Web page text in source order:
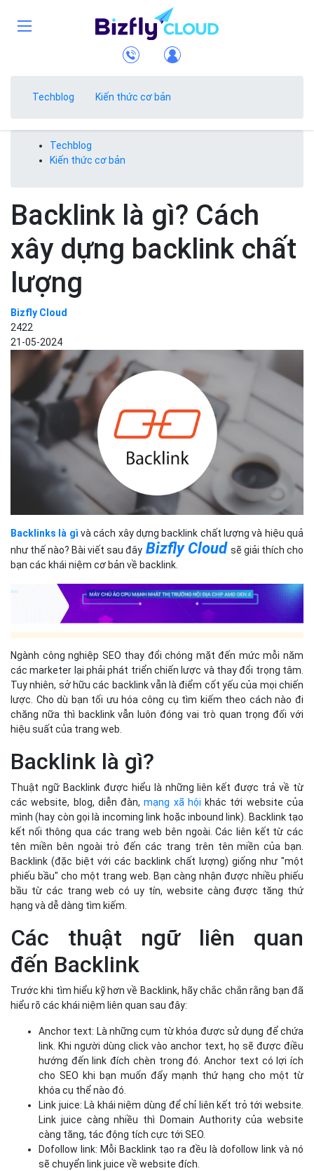
Techblog Kiến thức cơ bản
Techblog
Kiến thức cơ bản
Backlink là gì? Cách
xây dựng backlink chất
lượng
Bizfly Cloud
2422
21-05-2024
Backlinks là gì và cách xây dựng backlink chất lượng và hiệu quả
như thế nào? Bài viết sau đây Bizfly Cloud sẽ giải thích cho
bạn các khái niệm cơ bản về backlink.
Ngành công nghiệp SEO thay đổi chóng mặt đến mức mỗi năm
các marketer lại phải phát triển chiến lược và thay đổi trọng tâm.
Tuy nhiên, sở hữu các backlink vẫn là điểm cốt yếu của mọi chiến
lược. Cho dù bạn tối ưu hóa công cụ tìm kiếm theo cách nào đi
chăng nữa thì backlink vẫn luôn đóng vai trò quan trọng đối với
hiệu suất của trang web.
Backlink là gì?
Thuật ngữ Backlink được hiểu là những liên kết được trả về từ
các website, blog, diễn đàn,mạng xã hội khác tới website của
mình (hay còn gọi là incoming link hoặc inbound link). Backlink tạo
kết nối thông qua các trang web bên ngoài. Các liên kết từ các
tên miền bên ngoài trỏ đến các trang trên tên miền của bạn.
Backlink (đặc biệt với các backlink chất lượng) giống như "một
phiếu bầu" cho một trang web. Bạn càng nhận được nhiều phiếu
bầu từ các trang web có uy tín, website càng được tăng thứ
hạng và dễ dàng tìm kiếm.
Các thuật ngữ liên quan
đến Backlink
Trước khi tìm hiểu kỹ hơn về Backlink, hãy chắc chắn rằng bạn đã
hiểu rõ các khái niệm liên quan sau đây:
Anchor text: Là những cụm từ khóa được sử dụng để chứa
link. Khi người dùng click vào anchor text, họ sẽ được điều
hướng đến link đích chèn trong đó. Anchor text có lợi ích
cho SEO khi bạn muốn đẩy mạnh thứ hạng cho một từ
khóa cụ thể nào đó.
Link juice: Là khái niệm dùng để chỉ liên kết trỏ tới website.
Link juice càng nhiều thì Domain Authority của website
càng tăng, tác động tích cực tới SEO.
Dofollow link: Mỗi Backlink tạo ra đều là dofollow link và nó
sẽ chuyển link juice về website đích.